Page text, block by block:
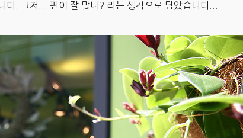
다. 그저... 핀이 잘 맞나? 라는 생각으로 담았습니다...